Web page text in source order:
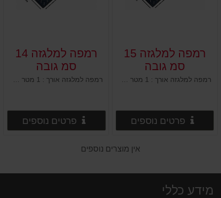
רמפה למלגזה 15
סמ גובה
פרטים נוספים פרטים נוספים
רמפה למלגזה 14
סמ גובה
פרטים נוספים
אין מוצרים נוספים
מידע כללי